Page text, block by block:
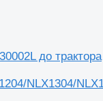
до трактора
NLX1304/